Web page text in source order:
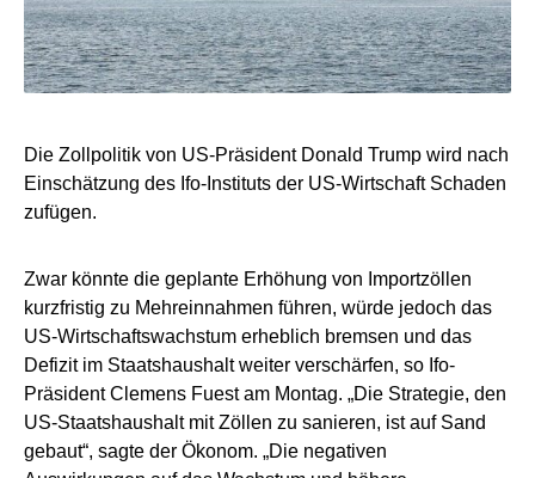
Die Zollpolitik von US-Präsident Donald Trump wird nach
Einschätzung des Ifo-Instituts der US-Wirtschaft Schaden
zufügen.
Zwar könnte die geplante Erhöhung von Importzöllen
kurzfristig zu Mehreinnahmen führen, würde jedoch das
US-Wirtschaftswachstum erheblich bremsen und das
Defizit im Staatshaushalt weiter verschärfen, so Ifo-
Präsident Clemens Fuest am Montag. „Die Strategie, den
US-Staatshaushalt mit Zöllen zu sanieren, ist auf Sand
gebaut“, sagte der Ökonom. „Die negativen